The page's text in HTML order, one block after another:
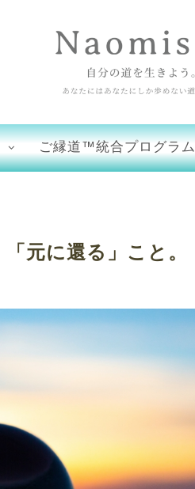
ご縁道™統合プログラム
元に還る」こと。